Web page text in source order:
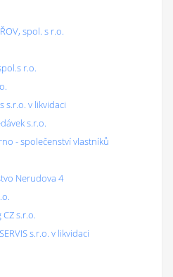
spol. s r.o.
r.o.
s.r.o. v likvidaci
s.r.o.
- společenství vlastníků
Nerudova 4
CZ s.r.o.
s.r.o. v likvidaci